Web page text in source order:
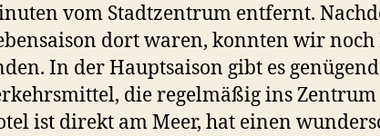
vom Stadtzentrum entfernt.
dort waren, konnten wir
In der Hauptsaison gibt es
die regelmäßig ins Zentrum
ist direkt am Meer, hat einen